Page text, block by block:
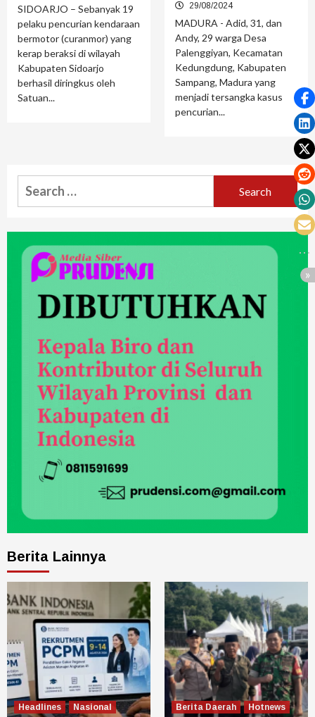
SIDOARJO – Sebanyak 19
pelaku pencurian kendaraan
bermotor (curanmor) yang
kerap beraksi di wilayah
Kabupaten Sidoarjo
berhasil diringkus oleh
Satuan...
29/08/2024
MADURA - Adid, 31, dan
Andy, 29 warga Desa
Palenggiyan, Kecamatan
Kedungdung, Kabupaten
Sampang, Madura yang
menjadi tersangka kasus
pencurian...
Berita Lainnya
Headlines
Nasional
Berita Daerah
Hotnews